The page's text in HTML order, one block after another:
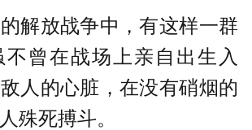
解放战争中，有这样一群
不曾在战场上亲自出生入
人的心脏，在没有硝烟的
殊死搏斗。